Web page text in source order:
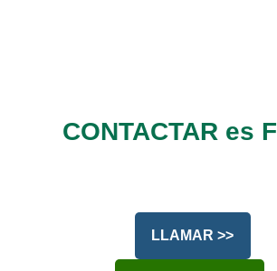
CONTACTAR es
LLAMAR >>